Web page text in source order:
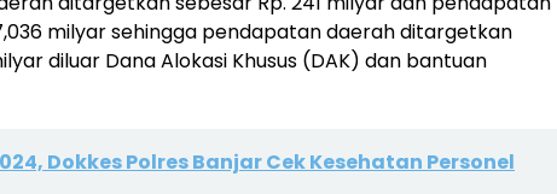
milyar sehingga pendapatan daerah ditargetkan
diluar Dana Alokasi Khusus (DAK) dan bantuan
Dokkes Polres Banjar Cek Kesehatan Personel